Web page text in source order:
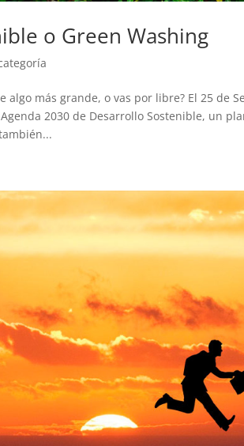
o Green Washing
algo más grande, o vas por libre? El 25 de
2030 de Desarrollo Sostenible, un